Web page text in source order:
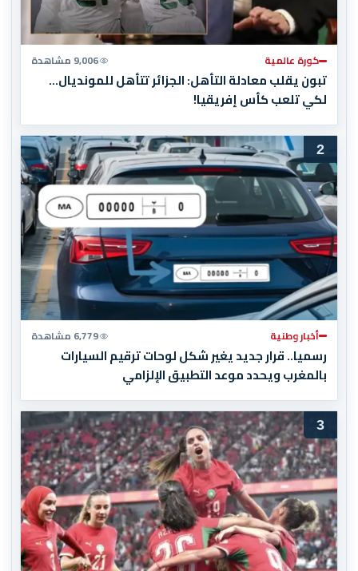
كورة عالمية 9,006 مشاهدة
تبون يقلب معادلة التأهل: الجزائر تتأهل للمونديال…
لكي تلعب كأس إفريقيا!
2
أخبار وطنية 6,779 مشاهدة
رسميا.. قرار جديد يغير شكل لوحات ترقيم السيارات
بالمغرب ويحدد موعد التطبيق الإلزامي
3